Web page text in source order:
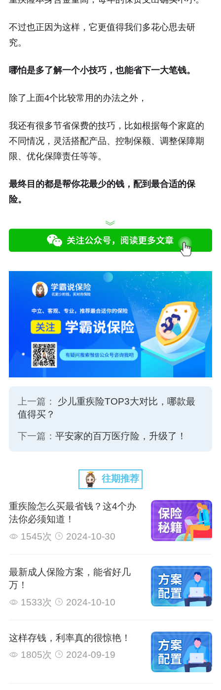
不过也正因为这样，它更值得我们多花心思去研
究。
哪怕是多了解一个小技巧，也能省下一大笔钱。
除了上面4个比较常用的办法之外，
我还有很多节省保费的技巧，比如根据每个家庭的
不同情况，灵活搭配产品、控制保额、调整保障期
限、优化保障责任等等。
最终目的都是帮你花最少的钱，配到最合适的保
险。
上一篇： 少儿重疾险TOP3大对比，哪款最
值得买？
下一篇： 平安家的百万医疗险，升级了！
往期推荐
重疾险怎么买最省钱？这4个办
法你必须知道！
1545次
2024-10-30
最新成人保险方案，能省好几
万！
1533次
2024-10-10
这样存钱，利率真的很惊艳！
1805次
2024-09-19